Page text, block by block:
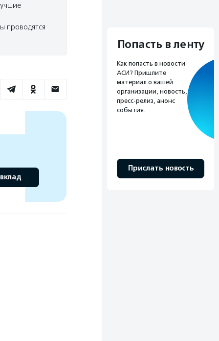
проводятся
Попасть в ленту
Как попасть в новости
АСИ? Пришлите
материал о вашей
организации, новость,
пресс-релиз, анонс
события.
Прислать новость